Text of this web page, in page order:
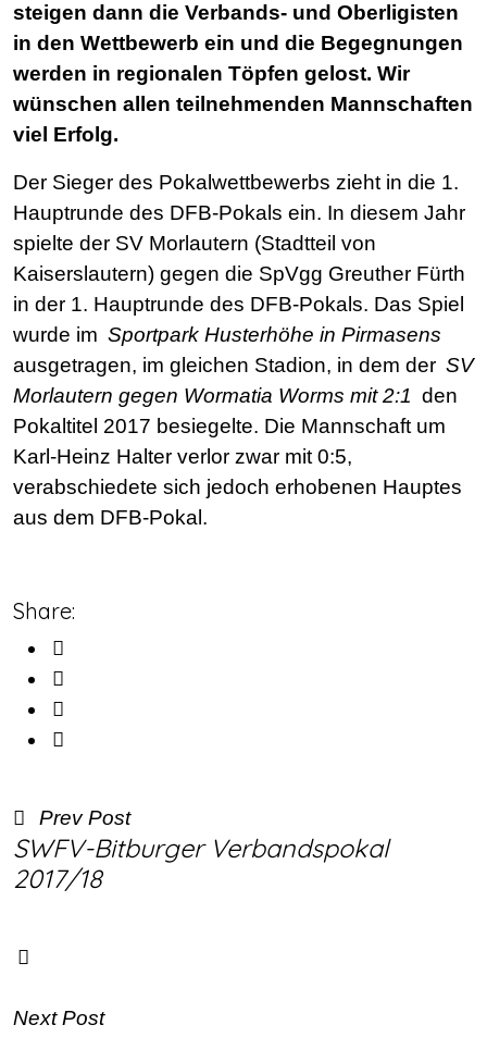
steigen dann die Verbands- und Oberligisten
in den Wettbewerb ein und die Begegnungen
werden in regionalen Töpfen gelost. Wir
wünschen allen teilnehmenden Mannschaften
viel Erfolg.
Der Sieger des Pokalwettbewerbs zieht in die 1.
Hauptrunde des DFB-Pokals ein. In diesem Jahr
spielte der SV Morlautern (Stadtteil von
Kaiserslautern) gegen die SpVgg Greuther Fürth
in der 1. Hauptrunde des DFB-Pokals. Das Spiel
wurde im Sportpark Husterhöhe in Pirmasens
ausgetragen, im gleichen Stadion, in dem der SV
Morlautern gegen Wormatia Worms mit 2:1 den
Pokaltitel 2017 besiegelte. Die Mannschaft um
Karl-Heinz Halter verlor zwar mit 0:5,
verabschiedete sich jedoch erhobenen Hauptes
aus dem DFB-Pokal.
Share:
Prev Post
SWFV-Bitburger Verbandspokal
2017/18
Next Post